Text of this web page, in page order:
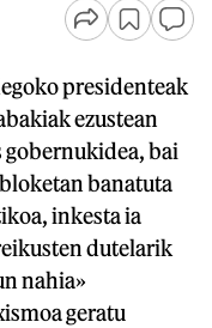
presidenteak
ezustean
bai
banatuta
inkesta ia
dutelarik
nahia»
geratu